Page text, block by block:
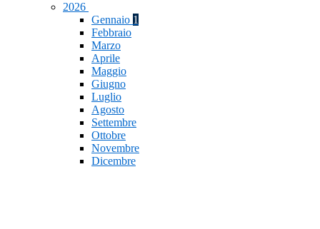
2026
Gennaio 1
Febbraio
Marzo
Aprile
Maggio
Giugno
Luglio
Agosto
Settembre
Ottobre
Novembre
Dicembre